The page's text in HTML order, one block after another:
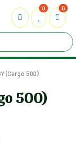
0 0
(Cargo 500)
500)